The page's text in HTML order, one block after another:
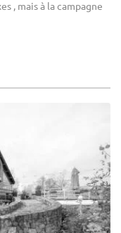
, mais à la campagne